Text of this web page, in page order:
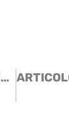
ARTICOLO PRECEDENTE